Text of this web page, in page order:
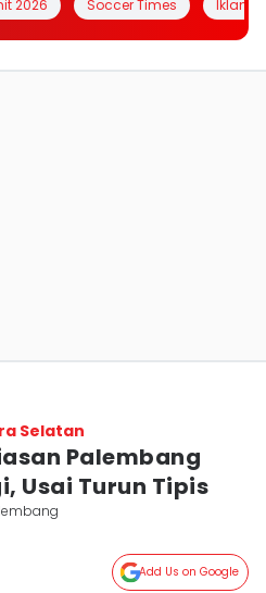
2026 Soccer Times Iklanin
Selatan
Palembang
Usai Turun Tipis
Add Us on Google